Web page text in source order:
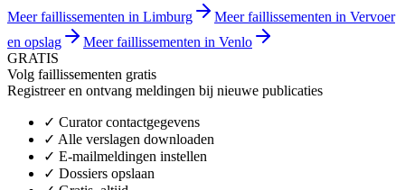
Meer faillissementen in Limburg
Meer faillissementen in Vervoer
en opslag
Meer faillissementen in Venlo
GRATIS
Volg faillissementen gratis
Registreer en ontvang meldingen bij nieuwe publicaties
✓ Curator contactgegevens
✓ Alle verslagen downloaden
✓ E-mailmeldingen instellen
✓ Dossiers opslaan